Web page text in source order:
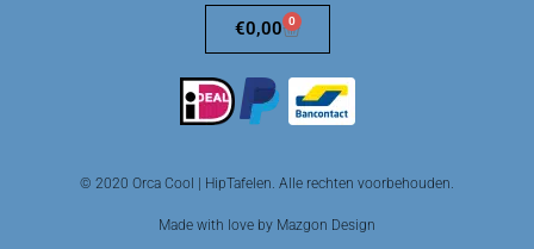
€0,00 0
© 2020 Orca Cool | HipTafelen. Alle rechten voorbehouden.
Made with love by Mazgon Design